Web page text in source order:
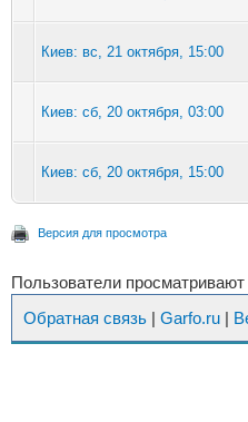
Киев: вс, 21 октября, 15:00
Киев: сб, 20 октября, 03:00
Киев: сб, 20 октября, 15:00
Версия для просмотра
Пользователи просматривают
Обратная связь | Garfo.ru |